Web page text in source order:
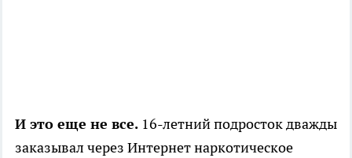
И это еще не все. 16-летний подросток дважды
заказывал через Интернет наркотическое